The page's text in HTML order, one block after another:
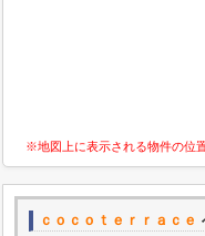
※地図上に表示される物件の位
ｃｏｃｏｔｅｒｒａｃｅ